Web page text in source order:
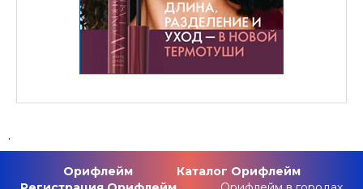
.
Орифлейм
Каталог Орифлейм